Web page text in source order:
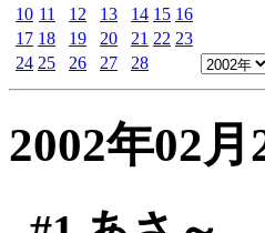
10 11 12 13 14 15 16
17 18 19 20 21 22 23
24 25 26 27 28
2002年02